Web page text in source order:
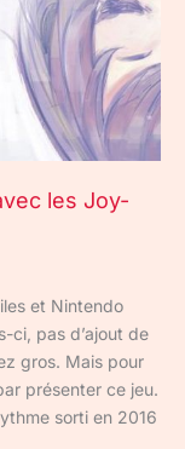
les Joy-
et Nintendo
ci, pas d’ajout de
gros. Mais pour
présenter ce jeu.
sorti en 2016